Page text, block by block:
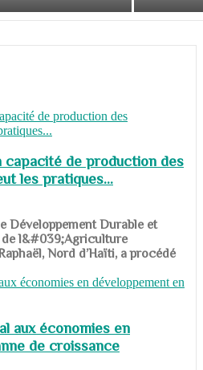
capacité de production des
les pratiques...
Développement Durable et
l&#039;Agriculture
Nord d’Haïti, a procédé
aux économies en
de croissance